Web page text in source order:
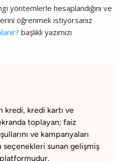
yöntemlerle hesaplandığını ve
öğrenmek istiyorsanız
başlıklı yazımızı
kredi, kredi kartı ve
toplayan; faiz
ve kampanyaları
seçenekleri sunan gelişmiş
platformudur.